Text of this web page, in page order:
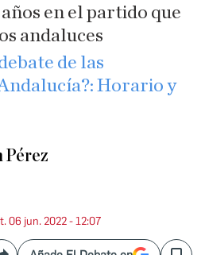
en el partido que
andaluces
de las
Horario y
Pérez
06 jun. 2022 - 12:07